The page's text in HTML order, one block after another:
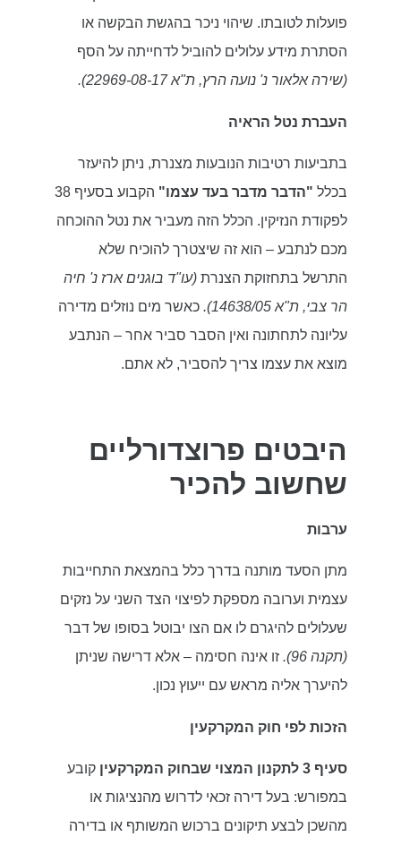
פועלות לטובתו. שיהוי ניכר בהגשת הבקשה או
הסתרת מידע עלולים להוביל לדחייתה על הסף
(שירה אלאור נ' נועה הרץ, ת"א 22969-08-17).
העברת נטל הראיה
בתביעות רטיבות הנובעות מצנרת, ניתן להיעזר
בכלל "הדבר מדבר בעד עצמו"
הקבוע בסעיף 38
לפקודת הנזיקין. הכלל הזה מעביר את נטל ההוכחה
מכם לנתבע – הוא זה שיצטרך להוכיח שלא
התרשל בתחזוקת הצנרת (עו"ד בוגנים ארז נ' חיה
הר צבי, ת"א 14638/05).
כאשר מים נוזלים מדירה
עליונה לתחתונה ואין הסבר סביר אחר – הנתבע
מוצא את עצמו צריך להסביר, לא אתם.
היבטים פרוצדורליים
שחשוב להכיר
ערבות
מתן הסעד מותנה בדרך כלל בהמצאת התחייבות
עצמית וערובה מספקת לפיצוי הצד השני על נזקים
שעלולים להיגרם לו אם הצו יבוטל בסופו של דבר
(תקנה 96).
זו אינה חסימה – אלא דרישה שניתן
להיערך אליה מראש עם ייעוץ נכון.
הזכות לפי חוק המקרקעין
סעיף 3 לתקנון המצוי שבחוק המקרקעין
קובע
במפורש: בעל דירה זכאי לדרוש מהנציגות או
מהשכן לבצע תיקונים ברכוש המשותף או בדירה